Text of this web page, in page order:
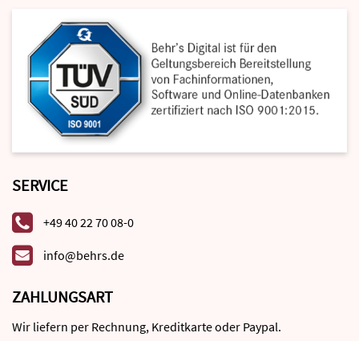
SERVICE
+49 40 22 70 08-0
info@behrs.de
ZAHLUNGSART
Wir liefern per Rechnung, Kreditkarte oder Paypal.